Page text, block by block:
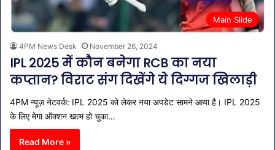
Main Slide
4PM News Desk November 26, 2024
IPL 2025 में कौन ​बनेगा RCB का नया
कप्तान? विराट संग दिखेंगे ये दिग्गज खिलाड़ी
4PM न्यूज़ नेटवर्क: IPL 2025 को लेकर नया अपडेट सामने आया है। IPL 2025
के लिए मेगा ऑक्शन खत्म हो चुका…
Read More »